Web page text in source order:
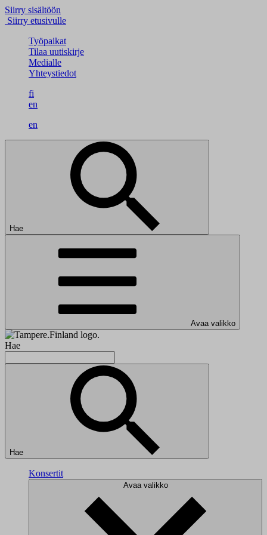
Siirry sisältöön
Siirry etusivulle
Työpaikat
Tilaa uutiskirje
Medialle
Yhteystiedot
fi
en
en
Hae
Avaa valikko
Hae
Hae
Konsertit
Avaa valikko